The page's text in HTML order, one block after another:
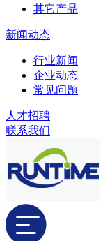
其它产品
新闻动态
行业新闻
企业动态
常见问题
人才招聘
联系我们